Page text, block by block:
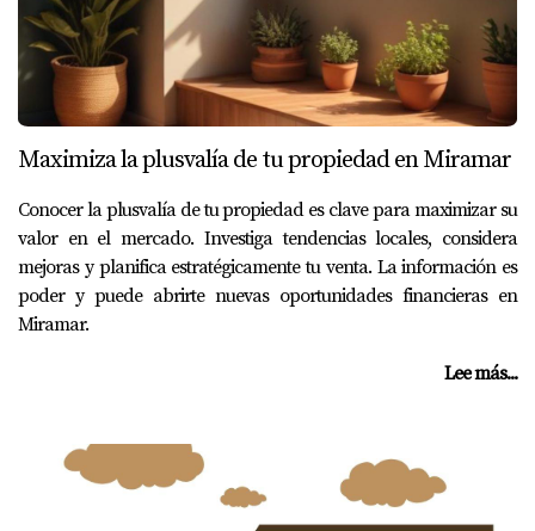
Maximiza la plusvalía de tu propiedad en Miramar
Conocer la plusvalía de tu propiedad es clave para maximizar su
valor en el mercado. Investiga tendencias locales, considera
mejoras y planifica estratégicamente tu venta. La información es
poder y puede abrirte nuevas oportunidades financieras en
Miramar.
Lee más...